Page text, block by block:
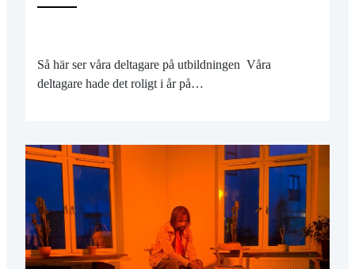
Så här ser våra deltagare på utbildningen Våra
deltagare hade det roligt i år på…